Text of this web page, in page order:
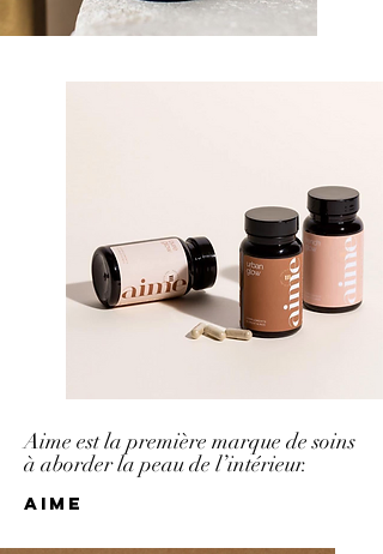
Aime est la première marque de soins
à aborder la peau de l’intérieur.
Aime